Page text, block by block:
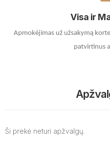
Visa ir
Apmokėjimas už užsakymą
patvirtinus
Ši prekė neturi apžvalgų.